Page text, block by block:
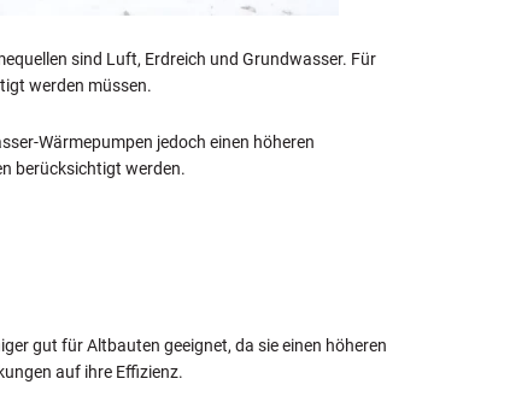
sind Luft, Erdreich und Grundwasser. Für
werden müssen.
Wärmepumpen jedoch einen höheren
berücksichtigt werden.
gut für Altbauten geeignet, da sie einen höheren
auf ihre Effizienz.